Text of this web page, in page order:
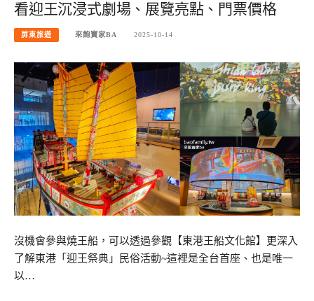
看迎王沉浸式劇場、展覽亮點、門票價格
屏東旅遊 來飽寶家BA 2025-10-14
沒機會參與燒王船，可以透過參觀【東港王船文化館】更深入
了解東港「迎王祭典」民俗活動~這裡是全台首座、也是唯一
以…